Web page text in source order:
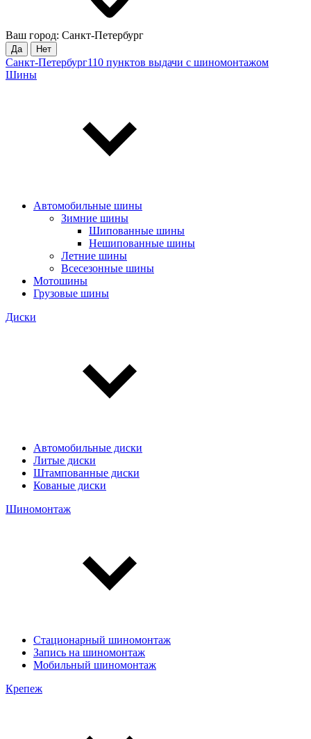
Ваш город: Санкт-Петербург
Да Нет
Санкт-Петербург110 пунктов выдачи с шиномонтажом
Шины
Автомобильные шины
Зимние шины
Шипованные шины
Нешипованные шины
Летние шины
Всесезонные шины
Мотошины
Грузовые шины
Диски
Автомобильные диски
Литые диски
Штампованные диски
Кованые диски
Шиномонтаж
Стационарный шиномонтаж
Запись на шиномонтаж
Мобильный шиномонтаж
Крепеж